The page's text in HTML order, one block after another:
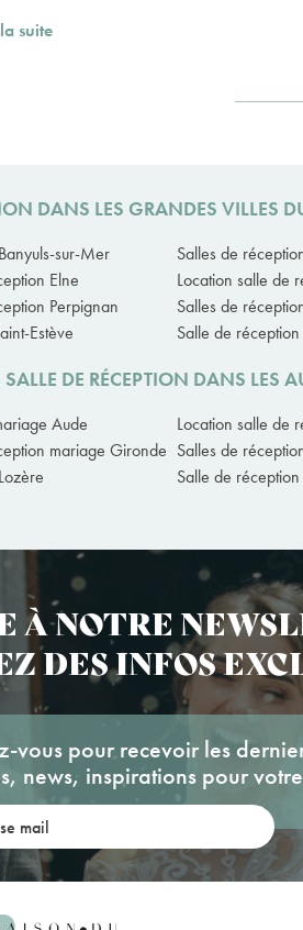
suite
DANS LES GRANDES VILLES
sur-Mer Salles de
Elne Location salle de
Perpignan Salles de
Estève Salle de
DE RÉCEPTION DANS LES
Aude Location salle de
mariage Gironde Salles de
Salle de
À NOTRE
DES INFOS
vous pour recevoir les
news, inspirations pour